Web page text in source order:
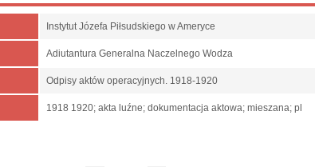
Instytut Józefa Piłsudskiego w Ameryce
Adiutantura Generalna Naczelnego Wodza
Odpisy aktów operacyjnych. 1918-1920
1918 1920; akta luźne; dokumentacja aktowa; mieszana; pl